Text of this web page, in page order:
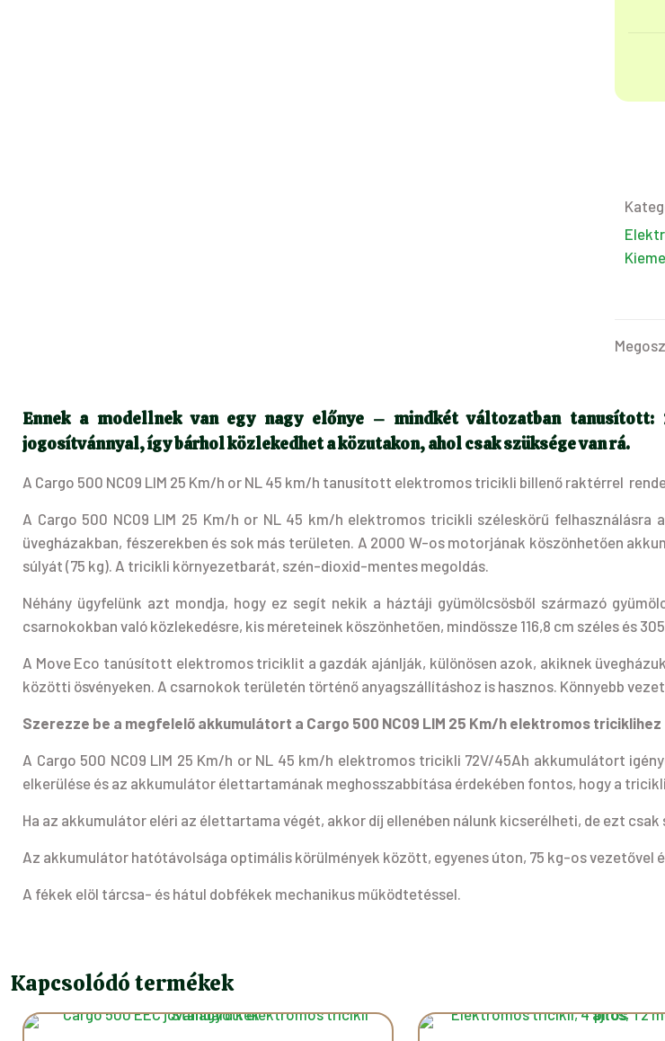
Ennek a modellnek van egy nagy előnye – mindkét változatban tanusított:
jogosítvánnyal, így bárhol közlekedhet a közutakon, ahol csak szüksége van rá.
A Cargo 500 NC09 LIM 25 Km/h or NL 45 km/h tanusított elektromos tricikli billenő raktérrel
A Cargo 500 NC09 LIM 25 Km/h or NL 45 km/h elektromos tricikli széleskörű felhasználásra
üvegházakban, fészerekben és sok más területen. A 2000 W-os motorjának köszönhetően
súlyát (75 kg). A tricikli környezetbarát, szén-dioxid-mentes megoldás.
Néhány ügyfelünk azt mondja, hogy ez segít nekik a háztáji gyümölcsösből származó
csarnokokban való közlekedésre, kis méreteinek köszönhetően, mindössze 116,8 cm széles és
A Move Eco tanúsított elektromos triciklit a gazdák ajánlják, különösen azok, akiknek
közötti ösvényeken. A csarnokok területén történő anyagszállításhoz is hasznos. Könnyebb
Szerezze be a megfelelő akkumulátort a Cargo 500 NC09 LIM 25 Km/h elektromos triciklihez
A Cargo 500 NC09 LIM 25 Km/h or NL 45 km/h elektromos tricikli 72V/45Ah akkumulátort
elkerülése és az akkumulátor élettartamának meghosszabbítása érdekében fontos, hogy a
Ha az akkumulátor eléri az élettartama végét, akkor díj ellenében nálunk kicserélheti, de ezt
Az akkumulátor hatótávolsága optimális körülmények között, egyenes úton, 75 kg-os vezetővel
A fékek elöl tárcsa- és hátul dobfékek mechanikus működtetéssel.
Kapcsolódó termékek